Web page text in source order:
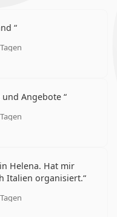
5 aus 5
und Angebote
5 aus 5
Helena. Hat mir
Italien organisiert.
5 aus 5